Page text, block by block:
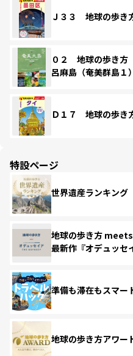
Ｊ３３ 地球の歩
０２ 地球の歩き
呂麻島（奄美群島
Ｄ１７ 地球の歩
特設ページ
世界遺産ランキング
地球の歩き方
最新作『オデュッセ
準備も滞在もスマ
地球の歩き方アワー